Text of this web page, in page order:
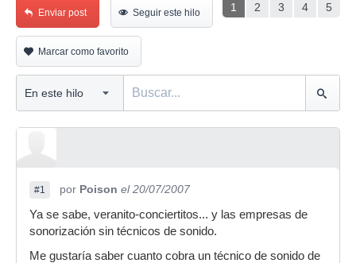
1 2 3 4 5
Enviar post Seguir este hilo
Marcar como favorito
#1 por Poison el 20/07/2007
Ya se sabe, veranito-conciertitos... y las empresas de
sonorización sin técnicos de sonido.
Me gustaría saber cuanto cobra un técnico de sonido de